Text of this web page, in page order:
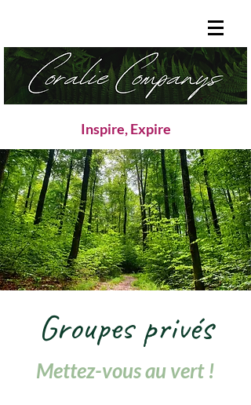
Inspire, Expire
Mettez-vous au vert !
Groupes privés